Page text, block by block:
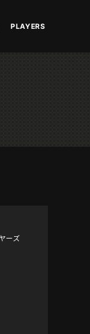
PLAYERS
ーズ